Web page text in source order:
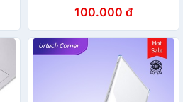
Gẫy Sạc)100.000 đ